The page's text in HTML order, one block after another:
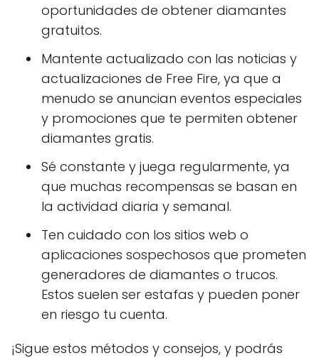
oportunidades de obtener diamantes
gratuitos.
Mantente actualizado con las noticias y
actualizaciones de Free Fire, ya que a
menudo se anuncian eventos especiales
y promociones que te permiten obtener
diamantes gratis.
Sé constante y juega regularmente, ya
que muchas recompensas se basan en
la actividad diaria y semanal.
Ten cuidado con los sitios web o
aplicaciones sospechosos que prometen
generadores de diamantes o trucos.
Estos suelen ser estafas y pueden poner
en riesgo tu cuenta.
¡Sigue estos métodos y consejos, y podrás